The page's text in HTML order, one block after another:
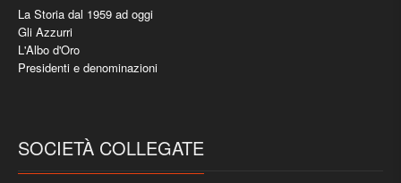
La Storia dal 1959 ad oggi
Gli Azzurri
L'Albo d'Oro
Presidenti e denominazioni
SOCIETÀ COLLEGATE